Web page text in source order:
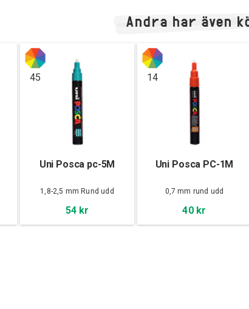
Andra har även
45
Uni Posca pc-5M
1,8-2,5 mm Rund udd
54 kr
14
Uni Posca PC-1M
0,7 mm rund udd
40 kr